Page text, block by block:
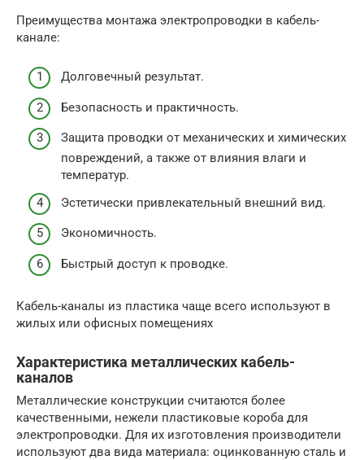
Преимущества монтажа электропроводки в кабель-
канале:
Долговечный результат.
Безопасность и практичность.
Защита проводки от механических и химических
повреждений, а также от влияния влаги и
температур.
Эстетически привлекательный внешний вид.
Экономичность.
Быстрый доступ к проводке.
Кабель-каналы из пластика чаще всего используют в
жилых или офисных помещениях
Характеристика металлических кабель-
каналов
Металлические конструкции считаются более
качественными, нежели пластиковые короба для
электропроводки. Для их изготовления производители
используют два вида материала: оцинкованную сталь и